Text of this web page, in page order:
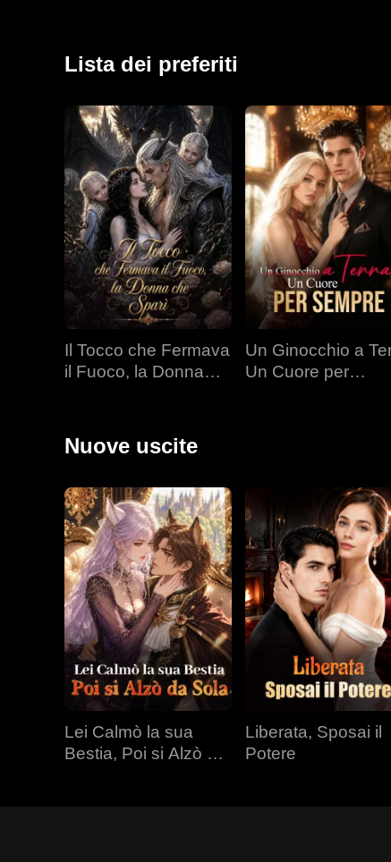
Lista dei preferiti
Il Tocco che Fermava
il Fuoco, la Donna
Un Ginocchio a
Un Cuore per
Nuove uscite
Lei Calmò la sua
Bestia, Poi si Alzò da
Liberata, Sposai il
Potere